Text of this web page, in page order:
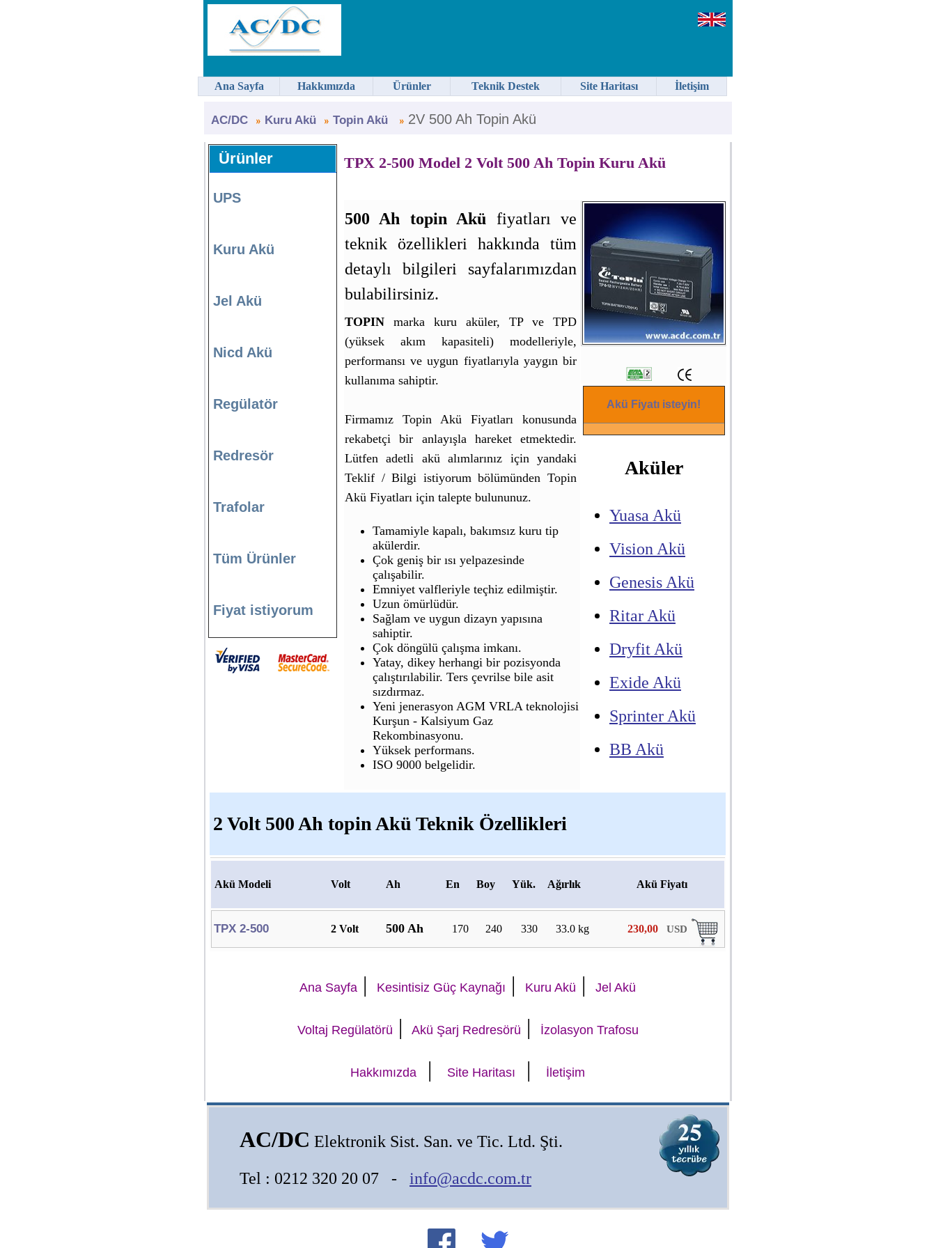
AC/DC Kuru Akü Topin Akü 2V 500 Ah Topin Akü
Ürünler
UPS
Kuru Akü
Jel Akü
Nicd Akü
Regülatör
Redresör
Trafolar
Tüm Ürünler
Fiyat istiyorum
TPX 2-500 Model 2 Volt 500 Ah Topin Kuru Akü
500 Ah topin Akü fiyatları ve
teknik özellikleri hakkında tüm
detaylı bilgileri sayfalarımızdan
bulabilirsiniz.
TOPIN marka kuru aküler, TP ve TPD
(yüksek akım kapasiteli) modelleriyle,
performansı ve uygun fiyatlarıyla yaygın bir
kullanıma sahiptir.
Firmamız Topin Akü Fiyatları konusunda
rekabetçi bir anlayışla hareket etmektedir.
Lütfen adetli akü alımlarınız için yandaki
Teklif / Bilgi istiyorum bölümünden Topin
Akü Fiyatları için talepte bulununuz.
Tamamiyle kapalı, bakımsız kuru tip
akülerdir.
Çok geniş bir ısı yelpazesinde
çalışabilir.
Emniyet valfleriyle teçhiz edilmiştir.
Uzun ömürlüdür.
Sağlam ve uygun dizayn yapısına
sahiptir.
Çok döngülü çalışma imkanı.
Yatay, dikey herhangi bir pozisyonda
çalıştırılabilir. Ters çevrilse bile asit
sızdırmaz.
Yeni jenerasyon AGM VRLA teknolojisi
Kurşun - Kalsiyum Gaz
Rekombinasyonu.
Yüksek performans.
ISO 9000 belgelidir.
Akü Fiyatı isteyin!
Aküler
Yuasa Akü
Vision Akü
Genesis Akü
Ritar Akü
Dryfit Akü
Exide Akü
Sprinter Akü
BB Akü
2 Volt 500 Ah topin Akü Teknik Özellikleri
Akü Modeli Volt Ah En Boy Yük. Ağırlık Akü Fiyatı
TPX 2-500 2 Volt 500 Ah 170 240 330 33.0 kg 230,00 USD
Ana Sayfa | Kesintisiz Güç Kaynağı | Kuru Akü | Jel Akü
Voltaj Regülatörü | Akü Şarj Redresörü | İzolasyon Trafosu
Hakkımızda | Site Haritası | İletişim
AC/DC Elektronik Sist. San. ve Tic. Ltd. Şti.
Tel : 0212 320 20 07 - info@acdc.com.tr
Ana Sayfa Hakkımızda Ürünler Teknik Destek Site Haritası İletişim